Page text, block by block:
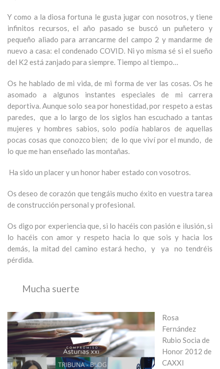
Y como a la diosa fortuna le gusta jugar con nosotros, y tiene
infinitos recursos, el año pasado se buscó un puñetero y
pequeño aliado para arrancarme del campo 2 y mandarme de
nuevo a casa: el condenado COVID. Ni yo misma sé si el sueño
del K2 está zanjado para siempre. Tiempo al tiempo…
Os he hablado de mi vida, de mi forma de ver las cosas. Os he
asomado a algunos instantes especiales de mi carrera
deportiva. Aunque solo sea por honestidad, por respeto a estas
paredes, que a lo largo de los siglos han escuchado a tantas
mujeres y hombres sabios, solo podía hablaros de aquellas
pocas cosas que conozco bien; de lo que viví por el mundo, de
lo que me han enseñado las montañas.
Ha sido un placer y un honor haber estado con vosotros.
Os deseo de corazón que tengáis mucho éxito en vuestra tarea
de construcción personal y profesional.
Os digo por experiencia que, si lo hacéis con pasión e ilusión, si
lo hacéis con amor y respeto hacia lo que sois y hacia los
demás, la mitad del camino estará hecho, y ya no tendréis
pérdida.
Mucha suerte
Rosa
Fernández
Rubio Socia de
Honor 2012 de
CAXXI